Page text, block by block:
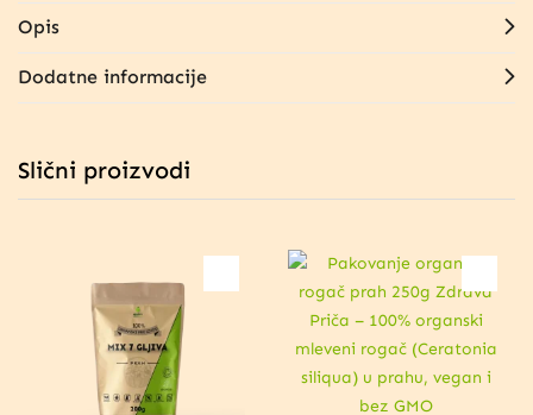
Opis
Dodatne informacije
Slični proizvodi